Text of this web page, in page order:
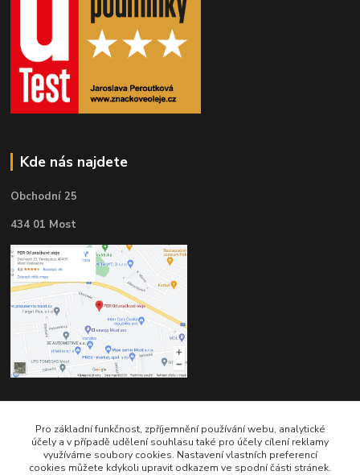
Kde nás najdete
Obchodní 25
434 01 Most
Kontakty
Pro základní funkčnost, zpříjemnění používání webu, analytické
účely a v případě udělení souhlasu také pro účely cílení reklamy
využíváme soubory cookies. Nastavení vlastních preferencí
cookies můžete kdykoli upravit odkazem ve spodní části stránek.